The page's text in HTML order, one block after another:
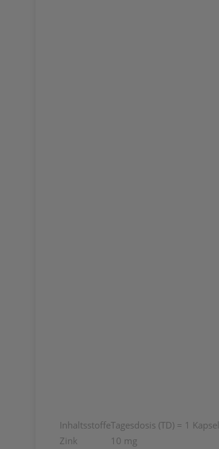
InhaltsstoffeTagesdosis (TD) = 1 Kapsel
Zink
10 mg